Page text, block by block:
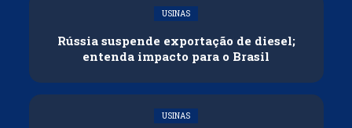
USINAS
Rússia suspende exportação de diesel;
entenda impacto para o Brasil
USINAS